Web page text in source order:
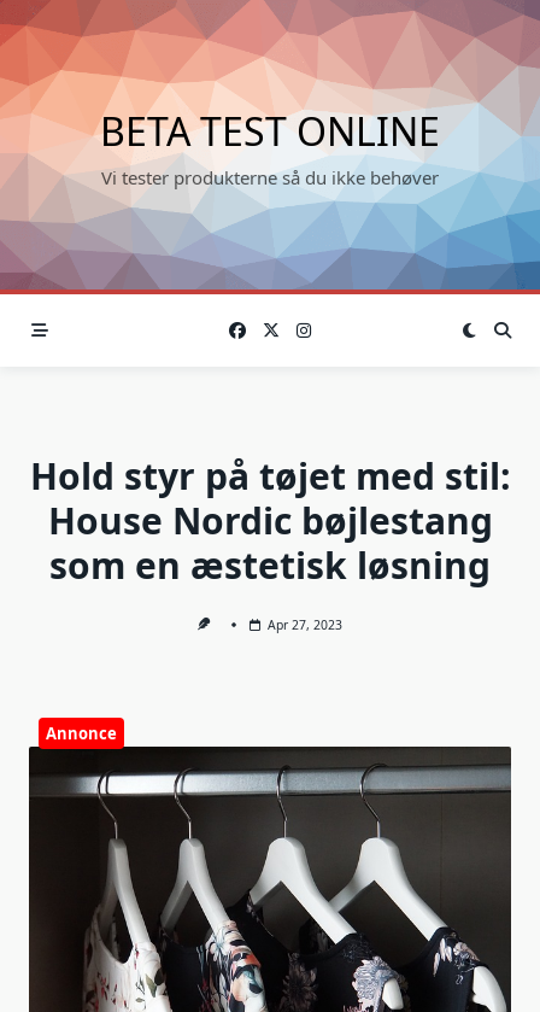
Skip
to
content
BETA TEST ONLINE
Vi tester produkterne så du ikke behøver
Hold styr på tøjet med stil:
House Nordic bøjlestang
som en æstetisk løsning
Apr 27, 2023
Annonce